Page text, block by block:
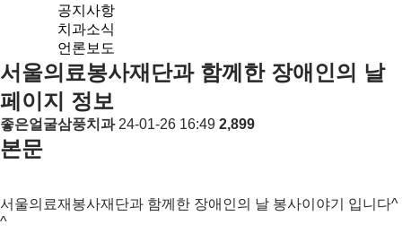
공지사항
치과소식
언론보도
서울의료봉사재단과 함께한 장애인의 날
페이지 정보
좋은얼굴삼풍치과 24-01-26 16:49 2,899
본문
서울의료재봉사재단과 함께한 장애인의 날 봉사이야기 입니다^
^